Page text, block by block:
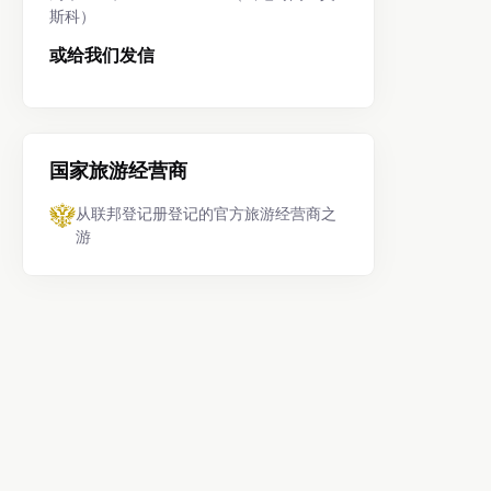
斯科）
或给我们发信
国家旅游经营商
从联邦登记册登记的官方旅游经营商之
游